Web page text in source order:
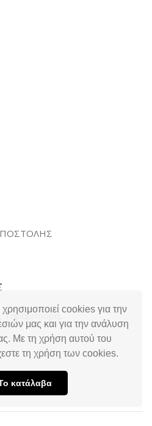
cookies για την
μας και για την ανάλυση
Με τη χρήση αυτού του
τη χρήση των cookies.
κατάλαβα
Ταραμπούρα,